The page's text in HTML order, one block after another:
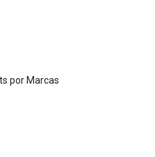
por Marcas